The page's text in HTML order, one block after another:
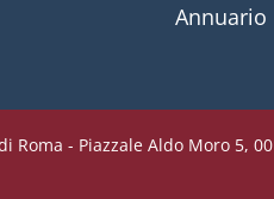
Annuario
- Piazzale Aldo Moro 5,